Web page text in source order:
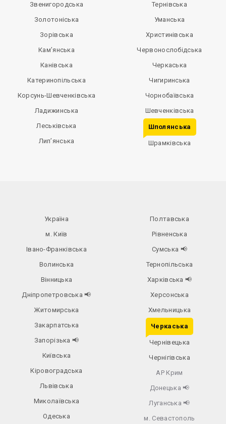
Звенигородська
Золотоніська
Зорівська
Кам’янська
Канівська
Катеринопільська
Корсунь-Шевченківська
Ладижинська
Леськівська
Лип’янська
Тернівська
Уманська
Христинівська
Червонослобідська
Черкаська
Чигиринська
Чорнобаївська
Шевченківська
Шполянська
Шрамківська
Україна
м. Київ
Івано-Франківська
Волинська
Вінницька
Дніпропетровська📢
Житомирська
Закарпатська
Запорізька 📢
Київська
Кіровоградська
Львівська
Миколаївська
Одеська
Полтавська
Рівненська
Сумська 📢
Тернопільська
Харківська 📢
Херсонська
Хмельницька
Черкаська
Чернівецька
Чернігівська
АР Крим
Донецька 📢
Луганська 📢
м. Севастополь